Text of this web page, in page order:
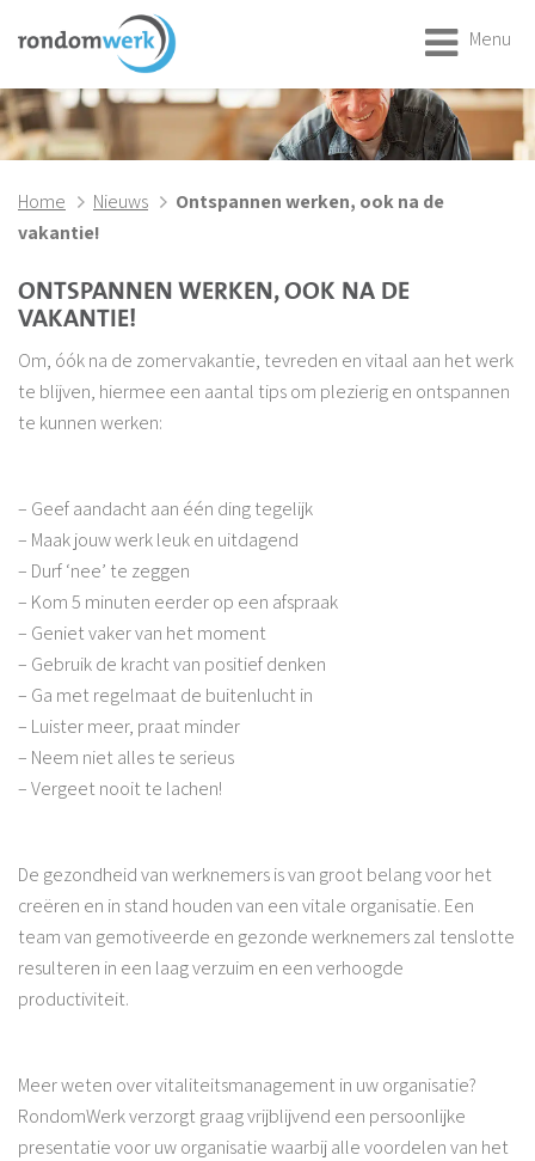
Menu
Home Nieuws
Ontspannen werken, ook na de
vakantie!
ONTSPANNEN WERKEN, OOK NA DE
VAKANTIE!
Om, óók na de zomervakantie, tevreden en vitaal aan het werk
te blijven, hiermee een aantal tips om plezierig en ontspannen
te kunnen werken:
– Geef aandacht aan één ding tegelijk
– Maak jouw werk leuk en uitdagend
– Durf ‘nee’ te zeggen
– Kom 5 minuten eerder op een afspraak
– Geniet vaker van het moment
– Gebruik de kracht van positief denken
– Ga met regelmaat de buitenlucht in
– Luister meer, praat minder
– Neem niet alles te serieus
– Vergeet nooit te lachen!
De gezondheid van werknemers is van groot belang voor het
creëren en in stand houden van een vitale organisatie. Een
team van gemotiveerde en gezonde werknemers zal tenslotte
resulteren in een laag verzuim en een verhoogde
productiviteit.
Meer weten over vitaliteitsmanagement in uw organisatie?
RondomWerk verzorgt graag vrijblijvend een persoonlijke
presentatie voor uw organisatie waarbij alle voordelen van het